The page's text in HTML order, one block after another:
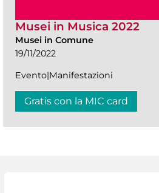
Musei in Musica 2022
Musei in Comune
19/11/2022
Evento|Manifestazioni
Gratis con la MIC card